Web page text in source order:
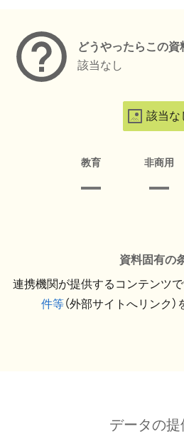
どうやったらこの資
該当なし
該当な
教育 非商用
資料固有の
連携機関が提供するコンテンツで
件等（外部サイトへリンク
データの提